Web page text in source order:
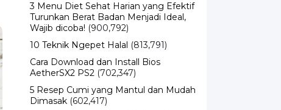
3 Menu Diet Sehat Harian yang Efektif
Turunkan Berat Badan Menjadi Ideal,
Wajib dicoba! (900,792)
10 Teknik Ngepet Halal (813,791)
Cara Download dan Install Bios
AetherSX2 PS2 (702,347)
5 Resep Cumi yang Mantul dan Mudah
Dimasak (602,417)